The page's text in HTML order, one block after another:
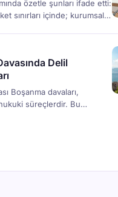
özetle şunları ifade etti:
sınırları içinde; kurumsal
biridir.
hukuk bürosunun kurucu
Delil
Boşanma davaları,
süreçlerdir. Bu